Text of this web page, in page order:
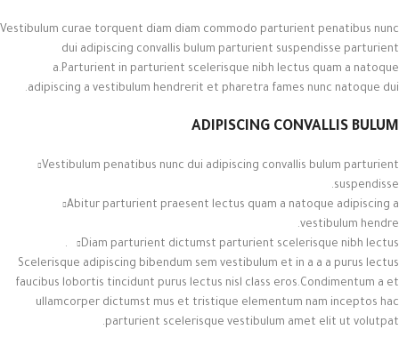
Vestibulum curae torquent diam diam commodo parturient penatibus nunc
dui adipiscing convallis bulum parturient suspendisse parturient
a.Parturient in parturient scelerisque nibh lectus quam a natoque
adipiscing a vestibulum hendrerit et pharetra fames nunc natoque dui.
ADIPISCING CONVALLIS BULUM
Vestibulum penatibus nunc dui adipiscing convallis bulum parturient
suspendisse.
Abitur parturient praesent lectus quam a natoque adipiscing a
vestibulum hendre.
Diam parturient dictumst parturient scelerisque nibh lectus.
Scelerisque adipiscing bibendum sem vestibulum et in a a a purus lectus
faucibus lobortis tincidunt purus lectus nisl class eros.Condimentum a et
ullamcorper dictumst mus et tristique elementum nam inceptos hac
parturient scelerisque vestibulum amet elit ut volutpat.